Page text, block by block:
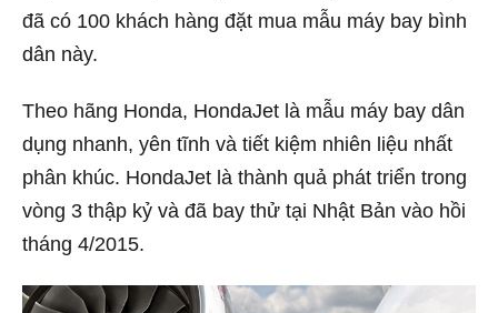
đã có 100 khách hàng đặt mua mẫu máy bay bình
dân này.
Theo hãng Honda, HondaJet là mẫu máy bay dân
dụng nhanh, yên tĩnh và tiết kiệm nhiên liệu nhất
phân khúc. HondaJet là thành quả phát triển trong
vòng 3 thập kỷ và đã bay thử tại Nhật Bản vào hồi
tháng 4/2015.